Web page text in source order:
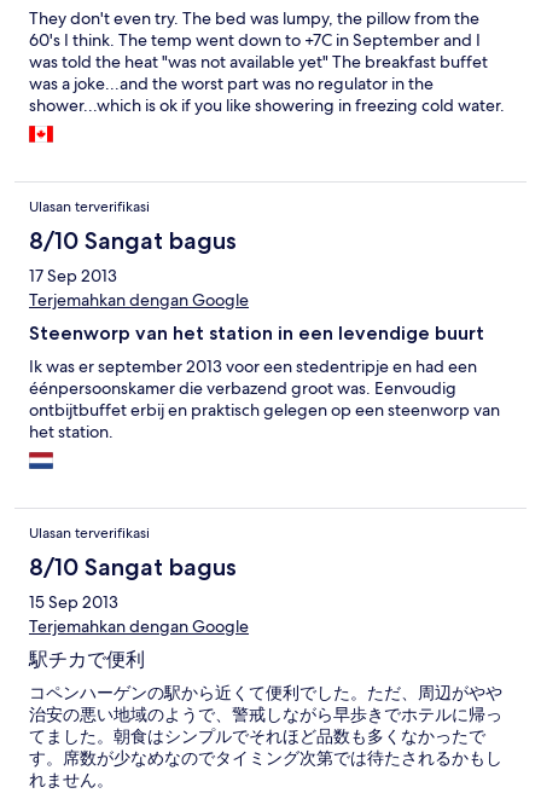
They don't even try. The bed was lumpy, the pillow from the
60's I think. The temp went down to +7C in September and I
was told the heat "was not available yet" The breakfast buffet
was a joke...and the worst part was no regulator in the
shower...which is ok if you like showering in freezing cold water.
Never again if the room was free.
Ulasan terverifikasi
8/10 Sangat bagus
17 Sep 2013
Terjemahkan dengan Google
Steenworp van het station in een levendige buurt
Ik was er september 2013 voor een stedentripje en had een
éénpersoonskamer die verbazend groot was. Eenvoudig
ontbijtbuffet erbij en praktisch gelegen op een steenworp van
het station.
Ulasan terverifikasi
8/10 Sangat bagus
15 Sep 2013
Terjemahkan dengan Google
駅チカで便利
コペンハーゲンの駅から近くて便利でした。ただ、周辺がやや
治安の悪い地域のようで、警戒しながら早歩きでホテルに帰っ
てました。朝食はシンプルでそれほど品数も多くなかったで
す。席数が少なめなのでタイミング次第では待たされるかもし
れません。